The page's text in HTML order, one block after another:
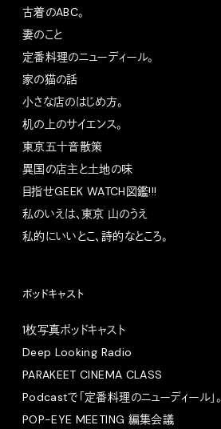
古着のABC。
妻のこと
定番料理のニューディール。
家の猫の話
小さな店のはじめ方。
机の上のサイエンス。
東京五十音散策
異国の店主と土地の味
目指せGEEK WATCH図鑑!!!
私のいえは、東京 山のうえ
私的にいいとこ、詩的なところ。
ポッドキャスト
1枚写真ポッドキャスト
Deep Looking Radio
PARAKEET CINEMA CLASS
Podcastで「定番料理のニューディール」。
POP-EYE MEETING 編集会議